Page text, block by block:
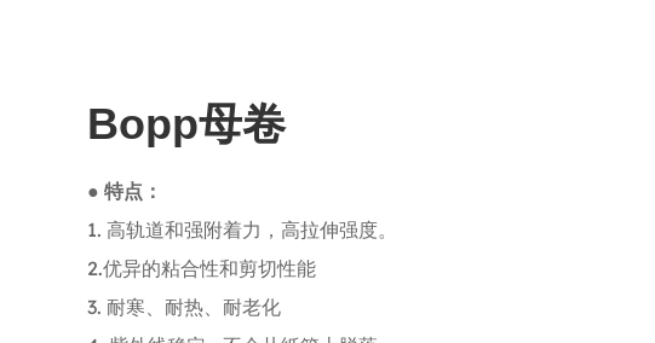
Bopp母卷
● 特点：
1. 高轨道和强附着力，高拉伸强度。
2.优异的粘合性和剪切性能
3. 耐寒、耐热、耐老化